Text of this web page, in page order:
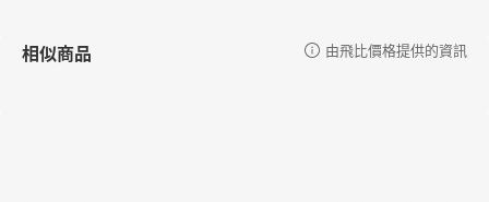
趙恩潔，國立中山大學社會學系教授
相似商品 由飛比價格提供的資訊